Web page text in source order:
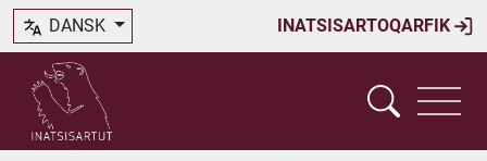
INATSISARTOQARFIK
DANSK